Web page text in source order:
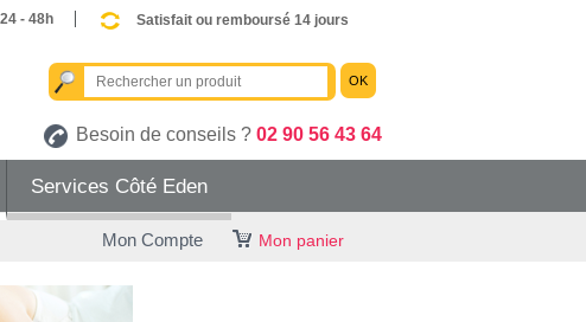
- 48h Satisfait ou remboursé 14 jours
OK
Besoin de conseils ? 02 90 56 43 64
Services Côté Eden
Mon panier
Mon Compte